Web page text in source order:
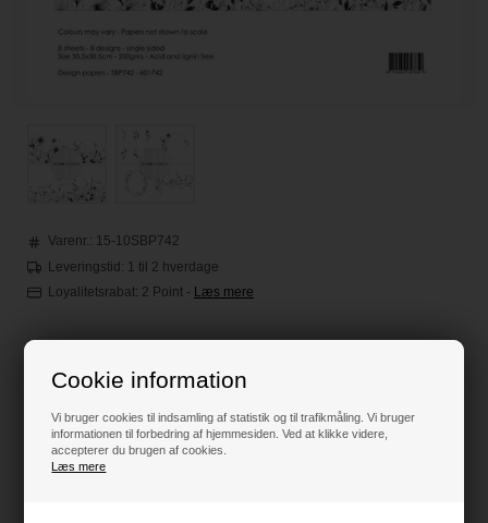
Cookie information
Vi bruger cookies til indsamling af statistik og til trafikmåling. Vi bruger
informationen til forbedring af hjemmesiden. Ved at klikke videre,
accepterer du brugen af cookies.
Læs mere
Varenr.: 15-10SBP742
Leveringstid: 1 til 2 hverdage
Loyalitetsrabat: 2 Point - Læs mere
65,00DKK
Klik her for pris inkl. fragt